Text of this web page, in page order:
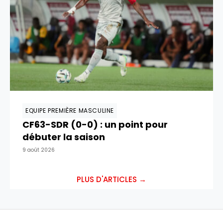
EQUIPE PREMIÈRE MASCULINE
CF63-SDR (0-0) : un point pour
débuter la saison
9 août 2026
PLUS D'ARTICLES →